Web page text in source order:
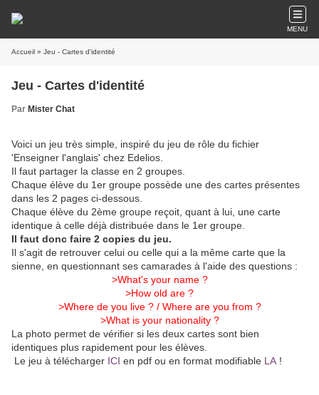
MENU
Accueil » Jeu - Cartes d'identité
Jeu - Cartes d'identité
Par Mister Chat
Voici un jeu très simple, inspiré du jeu de rôle du fichier
'Enseigner l'anglais' chez Edelios.
Il faut partager la classe en 2 groupes.
Chaque élève du 1er groupe possède une des cartes présentes
dans les 2 pages ci-dessous.
Chaque élève du 2ème groupe reçoit, quant à lui, une carte
identique à celle déjà distribuée dans le 1er groupe.
Il faut donc faire 2 copies du jeu.
Il s'agit de retrouver celui ou celle qui a la même carte que la
sienne, en questionnant ses camarades à l'aide des questions :
>What's your name ?
>How old are ?
>Where de you live ? / Where are you from ?
>What is your nationality ?
La photo permet de vérifier si les deux cartes sont bien
identiques plus rapidement pour les élèves.
Le jeu à télécharger ICI en pdf ou en format modifiable LA !